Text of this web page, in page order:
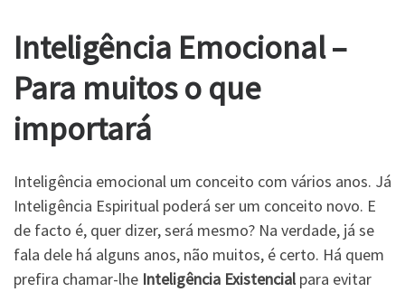
Inteligência Emocional –
Para muitos o que
importará
Inteligência emocional um conceito com vários anos. Já
Inteligência Espiritual poderá ser um conceito novo. E
de facto é, quer dizer, será mesmo? Na verdade, já se
fala dele há alguns anos, não muitos, é certo. Há quem
prefira chamar-lhe Inteligência Existencialpara evitar